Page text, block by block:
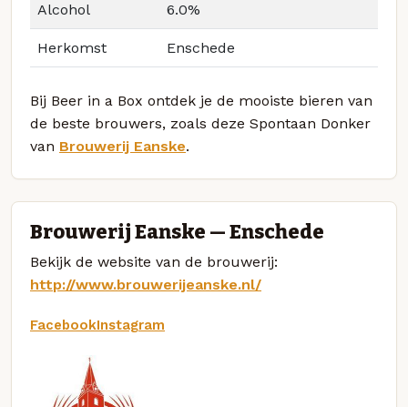
Alcohol 6.0%
Herkomst Enschede
Bij Beer in a Box ontdek je de mooiste bieren van
de beste brouwers, zoals deze Spontaan Donker
van Brouwerij Eanske.
Brouwerij Eanske — Enschede
Bekijk de website van de brouwerij:
http://www.brouwerijeanske.nl/
FacebookInstagram